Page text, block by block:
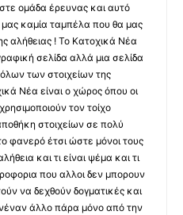
ομάδα έρευνας και αυτό
μας καμία ταμπέλα που θα μας
αλήθειας ! Το Κατοχικά Νέα
σελίδα αλλά μια σελίδα
των στοιχείων της
Νέα είναι ο χώρος όπου οι
τον τοίχο
στοιχείων σε πολύ
φανερό έτσι ώστε μόνοι τους
και τι είναι ψέμα και τι
που αλλοι δεν μπορουν
να δεχθούν δογματικές και
άλλο πάρα μόνο από την